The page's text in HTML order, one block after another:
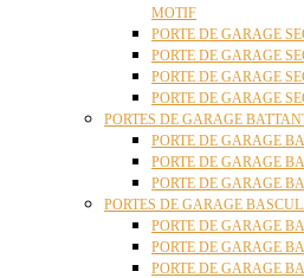
MOTIF
PORTE DE GARAGE
PORTE DE GARAGE
PORTE DE GARAGE
PORTE DE GARAGE
PORTES DE GARAGE
PORTE DE GARAGE
PORTE DE GARAGE
PORTE DE GARAGE
PORTES DE GARAGE
PORTE DE GARAGE
PORTE DE GARAGE
PORTE DE GARAGE